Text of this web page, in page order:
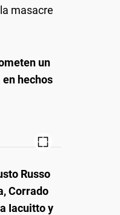
masacre
un
hechos
Russo
Corrado
Iacuitto y